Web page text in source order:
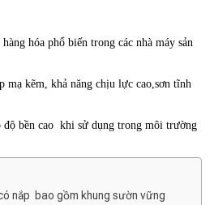
hóa phổ biến trong các nhà máy sản
mạ kẽm, khả năng chịu lực cao,sơn tĩnh
bền cao khi sử dụng trong môi trường
nắp bao gồm khung sườn vững